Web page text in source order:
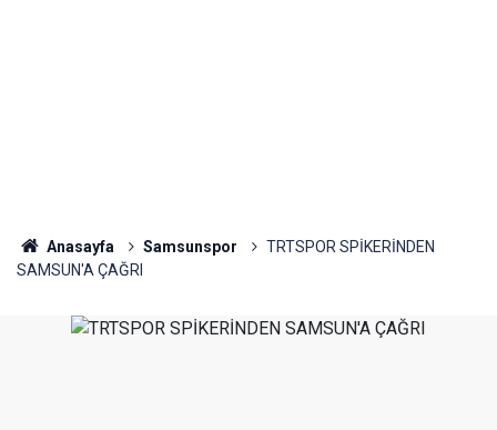
Anasayfa Samsunspor
TRTSPOR SPİKERİNDEN
SAMSUN'A ÇAĞRI